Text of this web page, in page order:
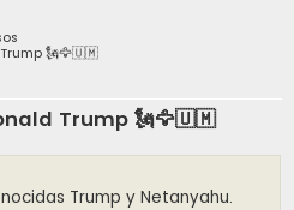
Trump 🗽🦅🇺🇲
Trump 🗽🦅🇺🇲
Trump y Netanyahu.